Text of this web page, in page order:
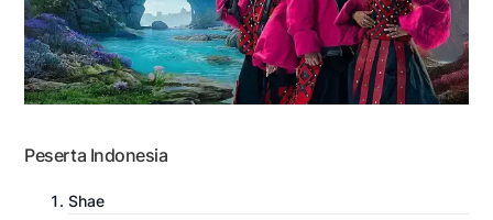
Peserta Indonesia
Shae